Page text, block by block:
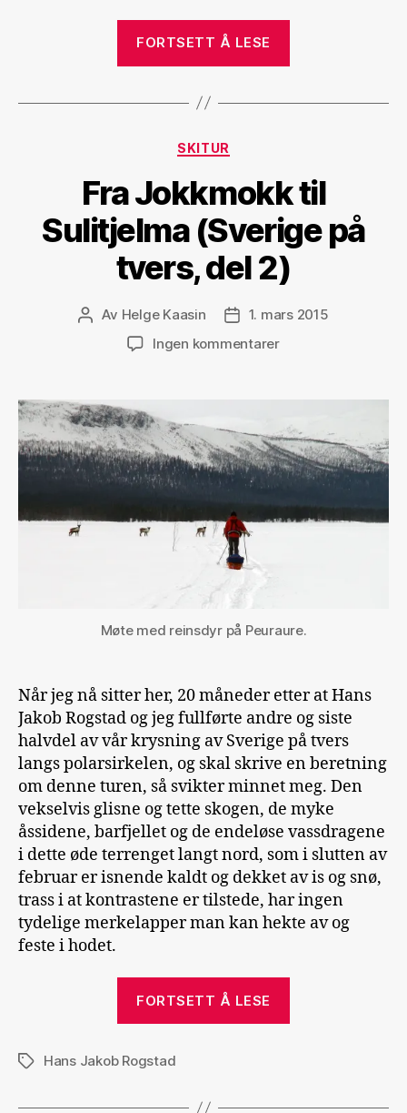
FORTSETT Å LESE
Kategorier
SKITUR
Fra Jokkmokk til
Sulitjelma (Sverige på
tvers, del 2)
Innleggsforfatter
Av Helge Kaasin Publiseringsdato
1. mars 2015
Ingen kommentarertil
Sulitjelma
(Sverige
på
tvers,
del
2)
Møte med reinsdyr på Peuraure.
Når jeg nå sitter her, 20 måneder etter at Hans
Jakob Rogstad og jeg fullførte andre og siste
halvdel av vår krysning av Sverige på tvers
langs polarsirkelen, og skal skrive en beretning
om denne turen, så svikter minnet meg. Den
vekselvis glisne og tette skogen, de myke
åssidene, barfjellet og de endeløse vassdragene
i dette øde terrenget langt nord, som i slutten av
februar er isnende kaldt og dekket av is og snø,
trass i at kontrastene er tilstede, har ingen
tydelige merkelapper man kan hekte av og
feste i hodet.
FORTSETT Å LESE
StikkordHans Jakob Rogstad